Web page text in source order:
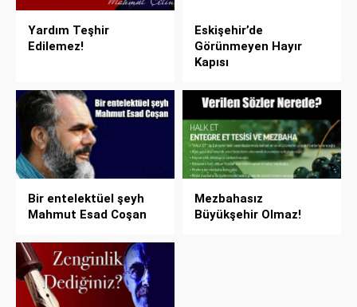
Yardım Teşhir
Edilemez!
Eskişehir’de
Görünmeyen Hayır
Kapısı
Bir entelektüel şeyh
Mahmut Esad Coşan
Mezbahasız
Büyükşehir Olmaz!